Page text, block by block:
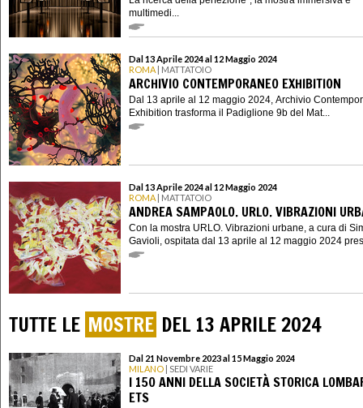
multimedi...
Dal 13 Aprile 2024 al 12 Maggio 2024
ROMA | MATTATOIO
ARCHIVIO CONTEMPORANEO EXHIBITION
Dal 13 aprile al 12 maggio 2024, Archivio
Exhibition trasforma il Padiglione 9b del Mat...
Dal 13 Aprile 2024 al 12 Maggio 2024
ROMA | MATTATOIO
ANDREA SAMPAOLO. URLO. VIBRAZIONI
Con la mostra URLO. Vibrazioni urbane, a cura di
Gavioli, ospitata dal 13 aprile al 12 maggio 2024
TUTTE LE MOSTRE DEL 13 APRILE 2024
Dal 21 Novembre 2023 al 15 Maggio 2024
MILANO | SEDI VARIE
I 150 ANNI DELLA SOCIETÀ STORICA
ETS